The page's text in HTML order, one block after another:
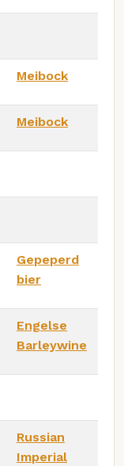
Meibock
Meibock
Gepeperd
bier
Engelse
Barleywine
Russian
Imperial